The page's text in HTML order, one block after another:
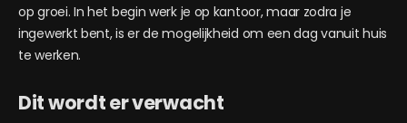
op groei. In het begin werk je op kantoor, maar zodra je
ingewerkt bent, is er de mogelijkheid om een dag vanuit huis
te werken.
Dit wordt er verwacht